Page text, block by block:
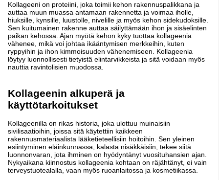
Kollageeni on proteiini, joka toimii kehon rakennuspalikkana ja
auttaa muun muassa antamaan rakennetta ja voimaa iholle,
hiuksille, kynsille, luustolle, nivelille ja myös kehon sidekudoksille.
Sen kuitumainen rakenne auttaa säilyttämään ihon ja sisäelinten
paikan kehossa. Ajan myötä kehon kyky tuottaa kollageenia
vähenee, mikä voi johtaa ikääntymisen merkkeihin, kuten
ryppyihin ja ihon kimmoisuuden vähenemiseen. Kollageenia
löytyy luonnollisesti tietyistä elintarvikkeista ja sitä voidaan myös
nauttia ravintolisien muodossa.
Kollageenin alkuperä ja
käyttötarkoitukset
Kollageenilla on rikas historia, joka ulottuu muinaisiin
sivilisaatioihin, joissa sitä käytettiin kaikkeen
rakennusmateriaalista lääketieteellisiin hoitoihin. Sen yleinen
esiintyminen eläinkunnassa, kalasta nisäkkäisiin, tekee siitä
luonnonvaran, jota ihminen on hyödyntänyt vuosituhansien ajan.
Nykyaikana kiinnostus kollageenia kohtaan on räjähtänyt, ei vain
terveystuotealalla, vaan myös ruoanlaitossa ja kosmetiikassa.